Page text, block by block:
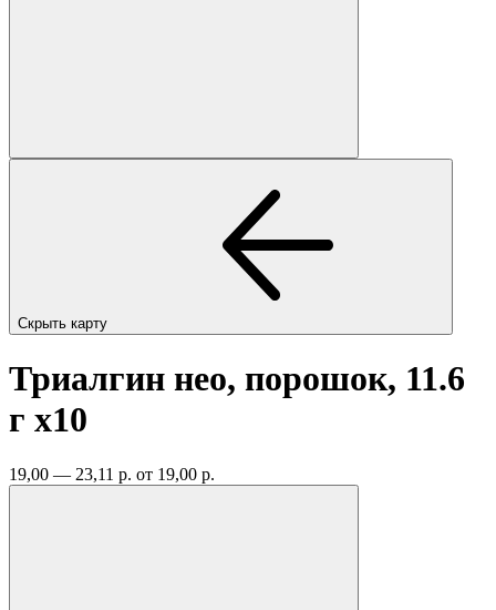
Скрыть карту
Триалгин нео, порошок, 11.6
г x10
19,00 — 23,11 р. от 19,00 р.